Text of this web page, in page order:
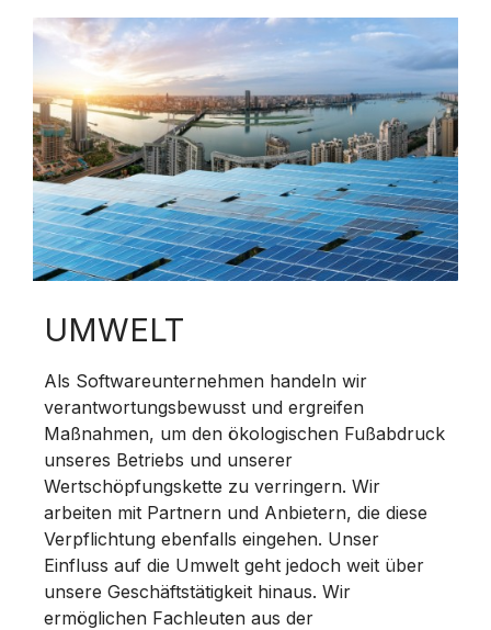
UMWELT​
Als Softwareunternehmen handeln wir
verantwortungsbewusst und ergreifen
Maßnahmen, um den ökologischen Fußabdruck
unseres Betriebs und unserer
Wertschöpfungskette zu verringern. Wir
arbeiten mit Partnern und Anbietern, die diese
Verpflichtung ebenfalls eingehen. Unser
Einfluss auf die Umwelt geht jedoch weit über
unsere Geschäftstätigkeit hinaus. Wir
ermöglichen Fachleuten aus der